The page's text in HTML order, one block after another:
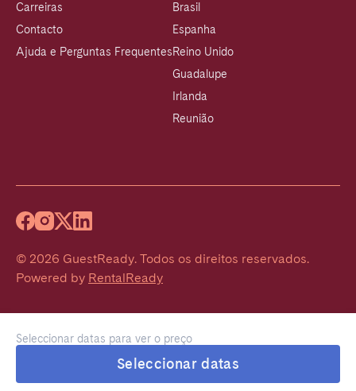
Seleccionar datas para ver o preço
Seleccionar datas
Carreiras
Contacto
Ajuda e Perguntas Frequentes
Brasil
Espanha
Reino Unido
Guadalupe
Irlanda
Reunião
© 2026 GuestReady. Todos os direitos reservados.
Powered by RentalReady